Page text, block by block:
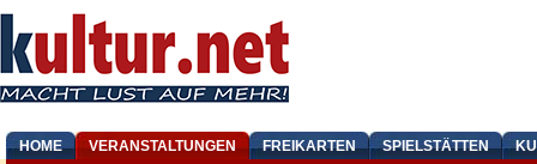
HOME VERANSTALTUNGEN FREIKARTEN SPIELSTÄTTEN